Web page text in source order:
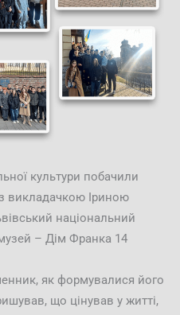
культури побачили
викладачкою Іриною
національний
– Дім Франка 14
як формувалися його
що цінував у житті,